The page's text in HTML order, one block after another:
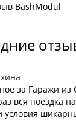
BashModul
за Гаражи
вся поездка
условия